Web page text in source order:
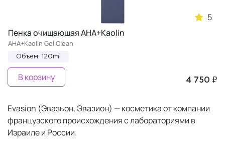
5
Пенка очищающая АHA+Kaolin
АHA+Kaolin Gel Clean
Объем: 120ml
4 750 ₽
В корзину
Evasion (Эвазьон, Эвазион) — косметика от компании
французского происхождения с лабораториями в
Израиле и России.